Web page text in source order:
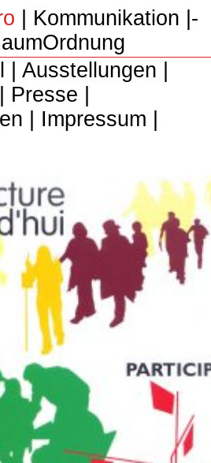
Kommunikation |­
Ausstellungen
Presse
Impressum